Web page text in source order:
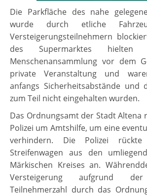
Die Parkfläche des nahe
wurde durch etliche
Versteigerungsteilnehmern
des Supermarktes hielten
Menschenansammlung vor dem
private Veranstaltung und
anfangs Sicherheitsabstände und
zum Teil nicht eingehalten wurden.
Das Ordnungsamt der Stadt Altena
Polizei um Amtshilfe, um eine
verhindern. Die Polizei
Streifenwagen aus den
Märkischen Kreises an.
Versteigerung aufgrund
Teilnehmerzahl durch das